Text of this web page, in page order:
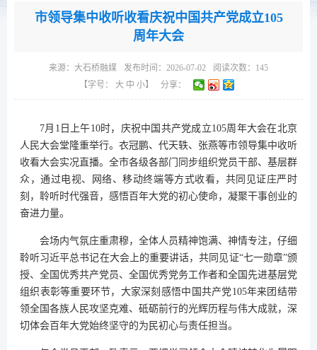
市领导集中收听收看庆祝中国共产党成立105
周年大会
来源： 大石桥融媒 发布时间：2026-07-02 阅读次数： 145
【字号： 大 中 小】 分享：
7月1日上午10时，庆祝中国共产党成立105周年大会在北京
人民大会堂隆重举行。衣冠鹏、代天轶、张燕等市领导集中收听
收看大会实况直播。全市各级各部门同步组织党员干部、基层群
众，通过电视、网络、移动终端等方式收看，共同见证庄严时
刻，聆听时代强音，感悟百年大党的初心使命，凝聚干事创业的
奋进力量。
会场内气氛庄重肃穆，全体人员精神饱满、神情专注，仔细
聆听习近平总书记在大会上的重要讲话，共同见证“七一勋章”颁
授、全国优秀共产党员、全国优秀党务工作者和全国先进基层党
组织表彰等重要环节，大家深刻感悟中国共产党105年来团结带
领全国各族人民攻坚克难、砥砺前行的光辉历程与伟大成就，深
切体会百年大党始终坚守的为民初心与责任担当。